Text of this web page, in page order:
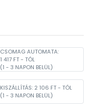
CSOMAG AUTOMATA:
1 417 FT - TÓL
(1 - 3 NAPON BELÜL)
KISZÁLLÍTÁS: 2 106 FT - TÓL
(1 - 3 NAPON BELÜL)